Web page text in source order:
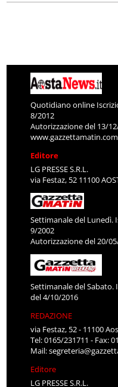
Quotidiano online
8/2012
Autorizzazione del 13/
www.gazzettamatin.com
Editore
LG PRESSE S.R.L.
via Festaz, 52 11100
Settimanale del Lunedì.
9/2002
Autorizzazione del 20/
Settimanale del Sabato.
del 4/10/2016
REDAZIONE
via Festaz, 52 - 11100
Tel: 0165/231711 - Fax:
Mail:
Editore
LG PRESSE S.R.L.